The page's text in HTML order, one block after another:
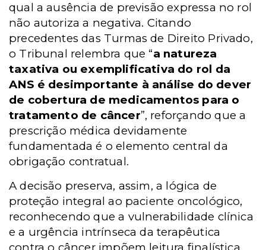
qual a ausência de previsão expressa no rol
não autoriza a negativa. Citando
precedentes das Turmas de Direito Privado,
o Tribunal relembra que “a natureza
taxativa ou exemplificativa do rol da
ANS é desimportante à análise do dever
de cobertura de medicamentos para o
tratamento de câncer”, reforçando que a
prescrição médica devidamente
fundamentada é o elemento central da
obrigação contratual.
A decisão preserva, assim, a lógica de
proteção integral ao paciente oncológico,
reconhecendo que a vulnerabilidade clínica
e a urgência intrínseca da terapêutica